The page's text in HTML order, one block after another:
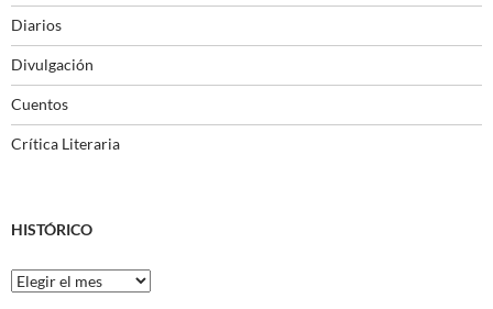
Diarios
Divulgación
Cuentos
Crítica Literaria
HISTÓRICO
Histórico